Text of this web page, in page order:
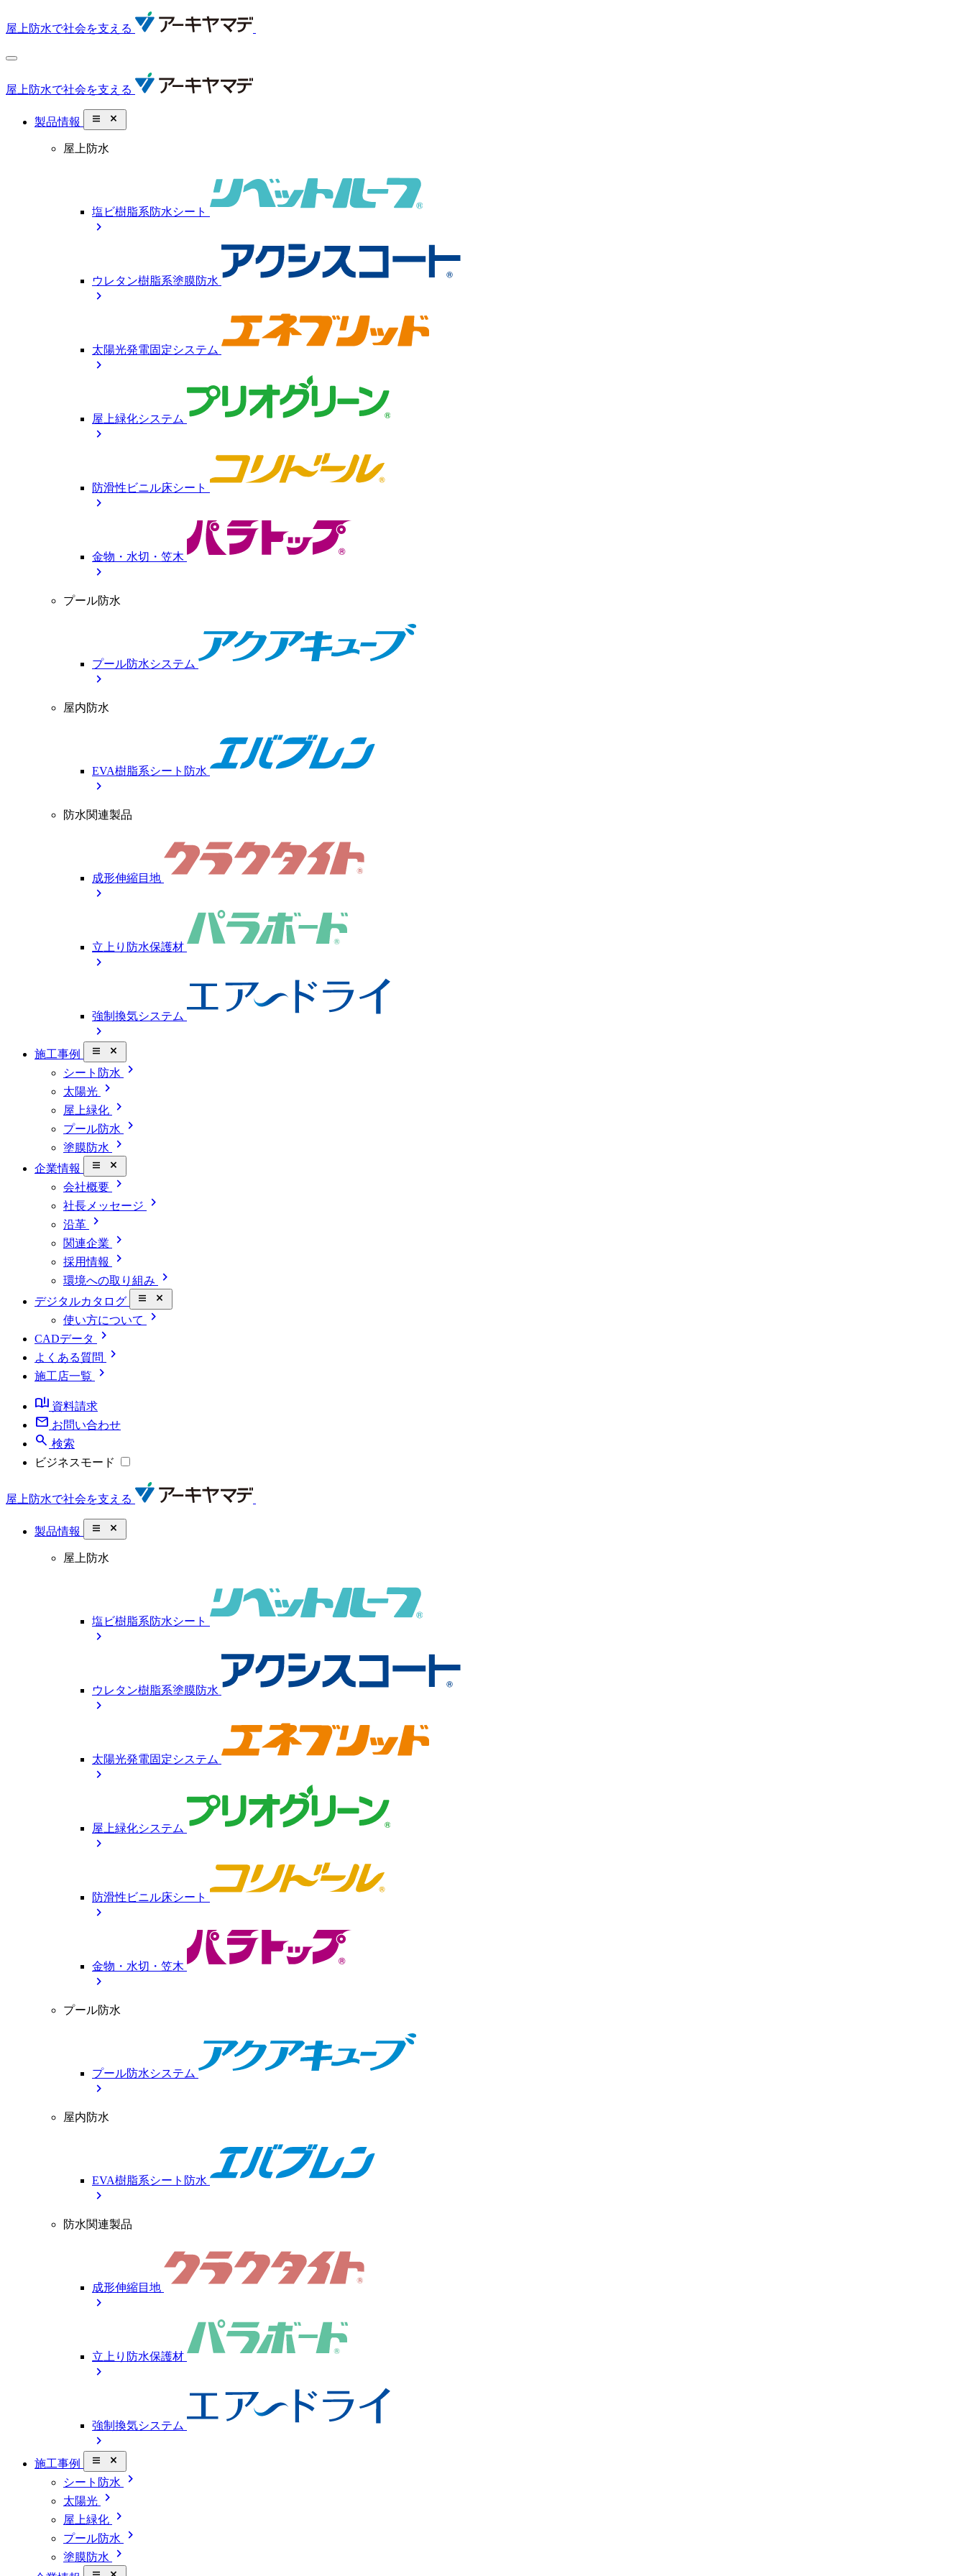
屋上防水で社会を支える
屋上防水で社会を支える
製品情報 close_small
屋上防水
塩ビ樹脂系防水シート
chevron_right
ウレタン樹脂系塗膜防水
chevron_right
太陽光発電固定システム
chevron_right
屋上緑化システム
chevron_right
防滑性ビニル床シート
chevron_right
金物・水切・笠木
chevron_right
プール防水
プール防水システム
chevron_right
屋内防水
EVA樹脂系シート防水
chevron_right
防水関連製品
成形伸縮目地
chevron_right
立上り防水保護材
chevron_right
強制換気システム
chevron_right
施工事例 close_small
シート防水 chevron_right
太陽光 chevron_right
屋上緑化 chevron_right
プール防水 chevron_right
塗膜防水 chevron_right
企業情報 close_small
会社概要 chevron_right
社長メッセージ chevron_right
沿革 chevron_right
関連企業 chevron_right
採用情報 chevron_right
環境への取り組み chevron_right
デジタルカタログ close_small
使い方について chevron_right
CADデータ chevron_right
よくある質問 chevron_right
施工店一覧
chevron_right
book_ribbon 資料請求
mail お問い合わせ
search 検索
ビジネスモード
屋上防水で社会を支える
製品情報 close_small
屋上防水
塩ビ樹脂系防水シート
chevron_right
ウレタン樹脂系塗膜防水
chevron_right
太陽光発電固定システム
chevron_right
屋上緑化システム
chevron_right
防滑性ビニル床シート
chevron_right
金物・水切・笠木
chevron_right
プール防水
プール防水システム
chevron_right
屋内防水
EVA樹脂系シート防水
chevron_right
防水関連製品
成形伸縮目地
chevron_right
立上り防水保護材
chevron_right
強制換気システム
chevron_right
施工事例 close_small
シート防水 chevron_right
太陽光 chevron_right
屋上緑化 chevron_right
プール防水 chevron_right
塗膜防水 chevron_right